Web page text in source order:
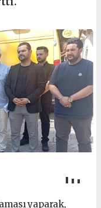
yaparak,